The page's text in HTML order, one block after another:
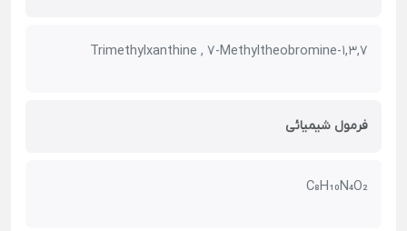
1,3,7-Trimethylxanthine , 7-Methyltheobromine
فرمول شیمیائی
C₈H₁₀N₄O₂